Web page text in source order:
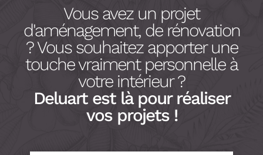
Vous avez un projet
d'aménagement, de rénovation
? Vous souhaitez apporter une
touche vraiment personnelle à
votre intérieur ?
Deluart est là pour réaliser
vos projets !